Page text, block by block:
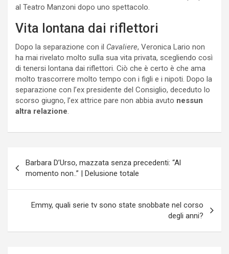
al Teatro Manzoni dopo uno spettacolo.
Vita lontana dai riflettori
Dopo la separazione con il Cavaliere, Veronica Lario non
ha mai rivelato molto sulla sua vita privata, scegliendo così
di tenersi lontana dai riflettori. Ciò che è certo è che ama
molto trascorrere molto tempo con i figli e i nipoti. Dopo la
separazione con l’ex presidente del Consiglio, deceduto lo
scorso giugno, l’ex attrice pare non abbia avuto nessun
altra relazione.
articoli
Barbara D’Urso, mazzata senza precedenti: “Al
momento non..” | Delusione totale
Emmy, quali serie tv sono state snobbate nel corso
degli anni?